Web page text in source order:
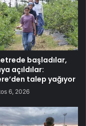
başladılar,
açıldılar:
talep yağıyor
6, 2026